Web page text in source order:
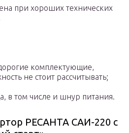
при хороших технических
комплектующие,
не стоит рассчитывать;
в том числе и шнур питания.
РЕСАНТА САИ-220 с